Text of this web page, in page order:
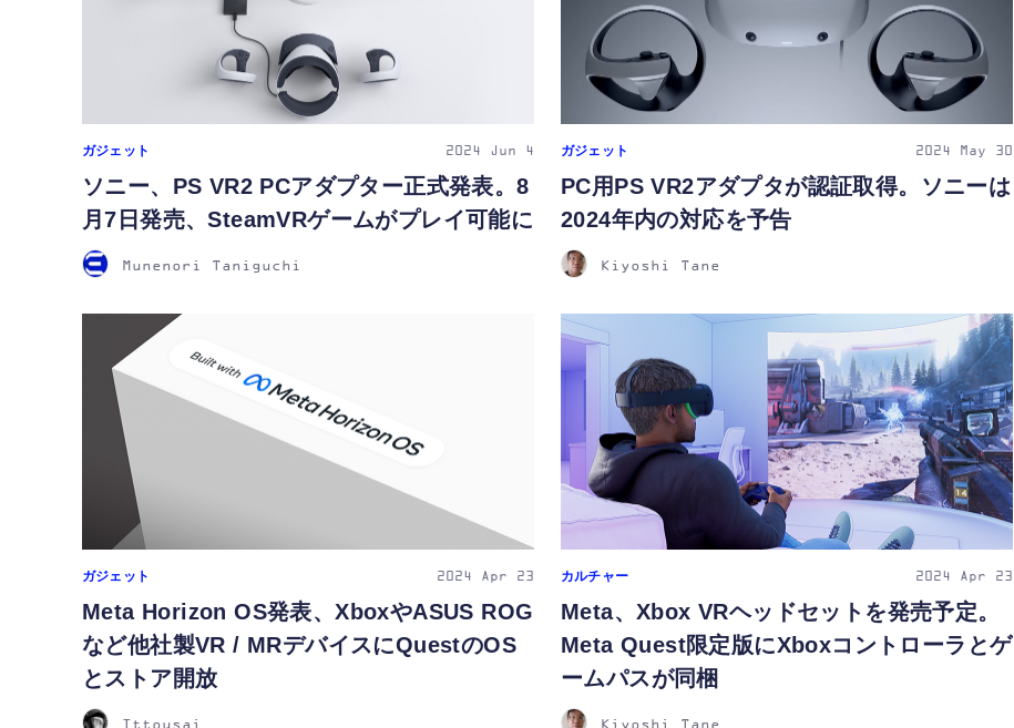
ガジェット 2024 Jun 4
ソニー、PS VR2 PCアダプター正式発表。8
月7日発売、SteamVRゲームがプレイ可能に
Munenori Taniguchi
ガジェット 2024 May 30
PC用PS VR2アダプタが認証取得。ソニーは
2024年内の対応を予告
Kiyoshi Tane
ガジェット 2024 Apr 23
Meta Horizon OS発表、XboxやASUS ROG
など他社製VR / MRデバイスにQuestのOS
とストア開放
カルチャー 2024 Apr 23
Meta、Xbox VRヘッドセットを発売予定。
Meta Quest限定版にXboxコントローラとゲ
ームパスが同梱